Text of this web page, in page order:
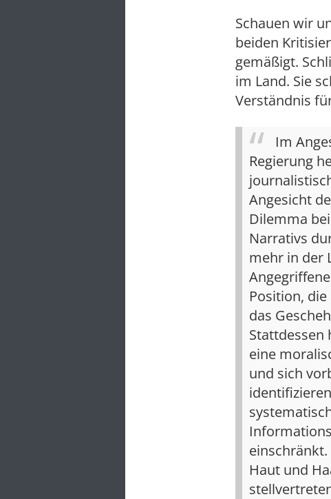
Schauen wir
beiden
gemäßigt.
im Land. Sie
Verständnis
Im
Regierung
Angesicht
Dilemma
Narrativs
mehr in der
Position,
das
Stattdessen
eine
und sich
Haut und